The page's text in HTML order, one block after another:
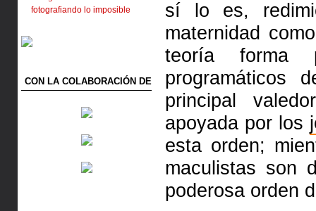
fotografiando lo imposible
CON LA COLABORACIÓN DE
sí lo es,
maternidad
teoría forma
programáticos
principal
apoyada por los
esta orden;
maculistas son
poderosa orden